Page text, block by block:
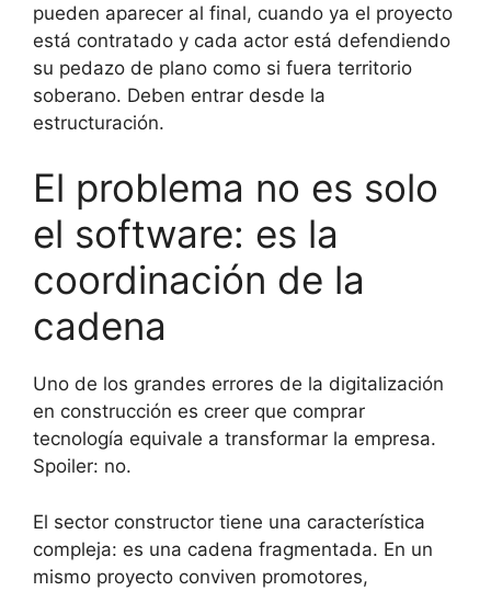
pueden aparecer al final, cuando ya el proyecto
está contratado y cada actor está defendiendo
su pedazo de plano como si fuera territorio
soberano. Deben entrar desde la
estructuración.
El problema no es solo
el software: es la
coordinación de la
cadena
Uno de los grandes errores de la digitalización
en construcción es creer que comprar
tecnología equivale a transformar la empresa.
Spoiler: no.
El sector constructor tiene una característica
compleja: es una cadena fragmentada. En un
mismo proyecto conviven promotores,